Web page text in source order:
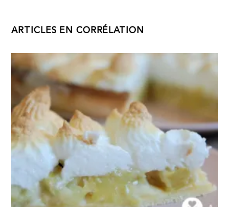
ARTICLES EN CORRÉLATION